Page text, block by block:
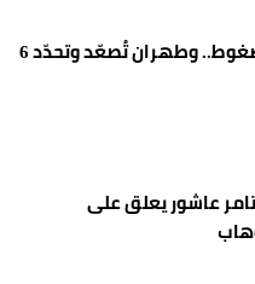
واشنطن تراهن على الضغوط.. وطهران تُصعّد وتحدّد 6
عاشور يعلق على